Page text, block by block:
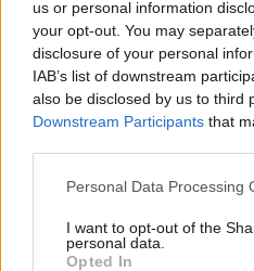
us or personal information
your opt-out. You may
disclosure of your personal
IAB’s list of downstream
also be disclosed by us to third
Downstream Participants that
Personal Data Processing
I want to opt-out of the
personal data.
Opted In
Αναρτήθηκαν οι προσωρινοί
αποκλειομένων του προγράμματος
τουρισμού για συνταξιούχους
περιόδου 2026-2027 της